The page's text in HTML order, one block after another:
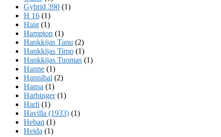
Gybrid 390 (1)
H 16 (1)
Haig (1)
Hampton (1)
Hankkijas Tanu (2)
Hankkijas Timo (1)
Hankkijas Tuomas (1)
Hanne (1)
Hannibal (2)
Hansa (1)
Harbinger(1)
Harli (1)
Havilla (1933) (1)
Heban (1)
Heida (1)